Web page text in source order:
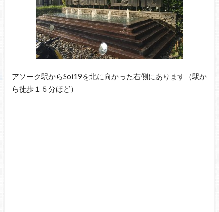
アソーク駅からSoi19を北に向かった右側にあります（駅か
ら徒歩１５分ほど）